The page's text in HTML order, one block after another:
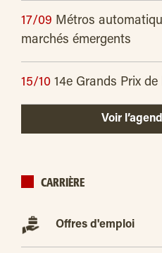
17/09 Métros
marchés émergents
15/10 14e Grands Prix
Voir
CARRIÈRE
Offres d'emploi